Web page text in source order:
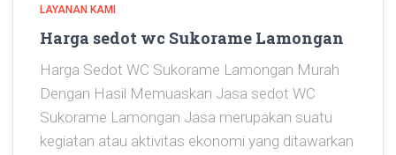
LAYANAN KAMI
Harga sedot wc Sukorame Lamongan
Harga Sedot WC Sukorame Lamongan Murah
Dengan Hasil Memuaskan Jasa sedot WC
Sukorame Lamongan Jasa merupakan suatu
kegiatan atau aktivitas ekonomi yang ditawarkan